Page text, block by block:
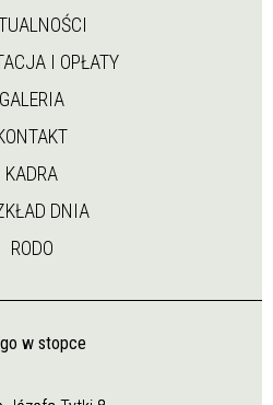
I OPŁATY
GALERIA
KADRA
DNIA
RODO